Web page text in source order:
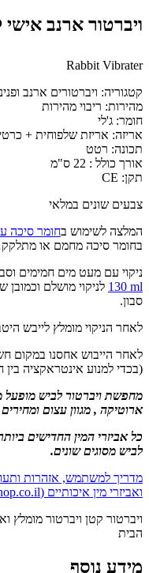
ויברטור ארנב
Rabbit Vibrater
קטגוריה: ויברטורים ארנב
מהירות: ריבוי מהירות
חומר: ג'לי
אריזה: אריזת שלפוחית +
תכונה: רטט
אורך כולל : 22 ס"מ
תקן: CE
צבעים שונים במלאי
המלצה לשימוש בחומר סיכה
בחומר סיכה מחמם או
ניקוי עם מעט מים חמימים
130 ml לניקוי מושלם
סבון.
לאחר הניקוי מומלץ לייבש
לאחר הייבוש אחסנו במקום
(בכדי למנוע אינטראקציה בין
מחפשת ויברטור לביש מופעל
ארוטיקה , מגוון עצום
כל אביזרי המין החדישים
לביש מסוגים שונים.
מדריך למשתמש, אזהרות
ואביזרי מין איכותיים (eroticashop.co.il)
ויברטור קטן ויברטור מומלץ
הבית
מידע נוסף